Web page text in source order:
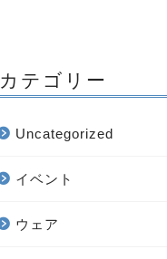
カテゴリー
Uncategorized
イベント
ウェア